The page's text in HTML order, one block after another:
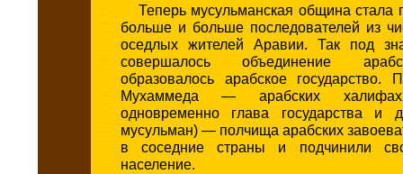
Теперь мусульманская община стала
больше и больше последователей из
оседлых жителей Аравии. Так под
совершалось объединение
образовалось арабское государство.
Мухаммеда — арабских
одновременно глава государства и
мусульман) — полчища арабских
в соседние страны и подчинили
население.